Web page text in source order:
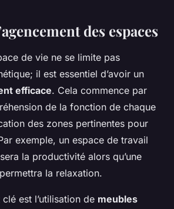
des espaces
de vie ne se limite pas
il est essentiel d’avoir un
efficace. Cela commence par
de la fonction de chaque
des zones pertinentes pour
exemple, un espace de travail
la productivité alors qu’une
la relaxation.
est l’utilisation de meubles